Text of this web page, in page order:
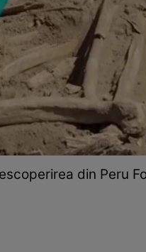
din Peru